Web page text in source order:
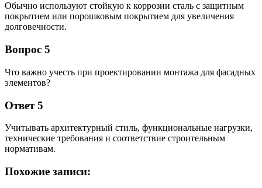
Обычно используют стойкую к коррозии сталь с защитным
покрытием или порошковым покрытием для увеличения
долговечности.
Вопрос 5
Что важно учесть при проектировании монтажа для фасадных
элементов?
Ответ 5
Учитывать архитектурный стиль, функциональные нагрузки,
технические требования и соответствие строительным
нормативам.
Похожие записи: